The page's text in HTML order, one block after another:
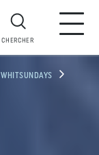
CHERCHER
WHITSUNDAYS